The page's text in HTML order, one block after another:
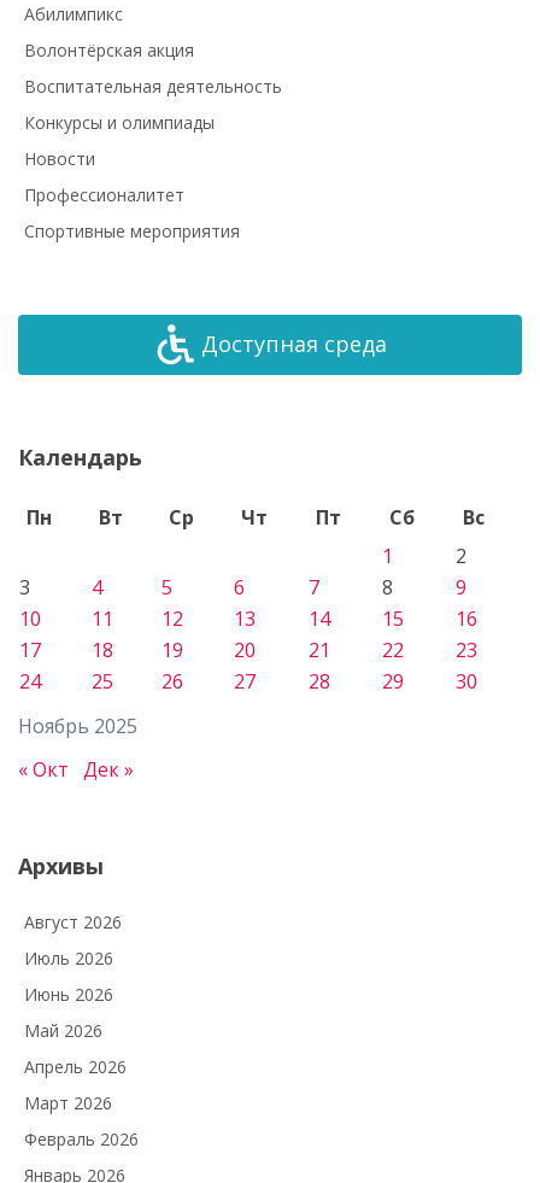
Абилимпикс
Волонтёрская акция
Воспитательная деятельность
Конкурсы и олимпиады
Новости
Профессионалитет
Спортивные мероприятия
Доступная среда
Календарь
Ноябрь 2025
Пн Вт Ср Чт Пт Сб
Вс
1
2
3
4 5 6 7 8
9
10
11 12 13 14 15
16
17
18 19 20 21 22
23
24
25 26 27 28 29 30
« Окт Дек »
Архивы
Август 2026
Июль 2026
Июнь 2026
Май 2026
Апрель 2026
Март 2026
Февраль 2026
Январь 2026